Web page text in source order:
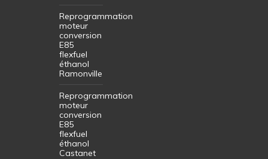
Reprogrammation
moteur
conversion
E85
flexfuel
éthanol
Ramonville
Reprogrammation
moteur
conversion
E85
flexfuel
éthanol
Castanet